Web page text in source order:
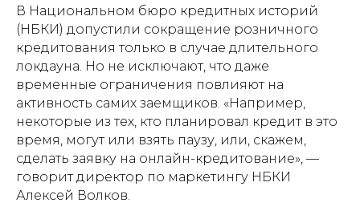
В Национальном бюро кредитных историй
(НБКИ) допустили сокращение розничного
кредитования только в случае длительного
локдауна. Но не исключают, что даже
временные ограничения повлияют на
активность самих заемщиков. «Например,
некоторые из тех, кто планировал кредит в это
время, могут или взять паузу, или, скажем,
сделать заявку на онлайн-кредитование», —
говорит директор по маркетингу НБКИ
Алексей Волков.